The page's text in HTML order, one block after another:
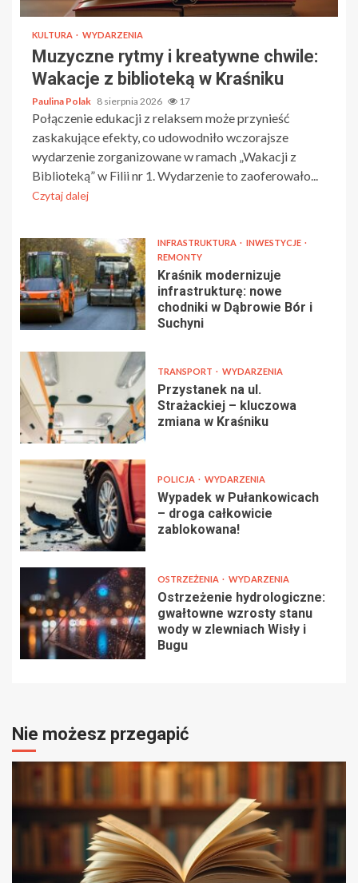
KULTURA WYDARZENIA
Muzyczne rytmy i kreatywne chwile:
Wakacje z biblioteką w Kraśniku
Paulina Polak 8 sierpnia 2026 17
Połączenie edukacji z relaksem może przynieść
zaskakujące efekty, co udowodniło wczorajsze
wydarzenie zorganizowane w ramach „Wakacji z
Biblioteką” w Filii nr 1. Wydarzenie to zaoferowało...
Czytaj dalej
INFRASTRUKTURA
INWESTYCJE
REMONTY
Kraśnik modernizuje
infrastrukturę: nowe
chodniki w Dąbrowie Bór i
Suchyni
TRANSPORT WYDARZENIA
Przystanek na ul.
Strażackiej – kluczowa
zmiana w Kraśniku
POLICJA WYDARZENIA
Wypadek w Pułankowicach
– droga całkowicie
zablokowana!
OSTRZEŻENIA WYDARZENIA
Ostrzeżenie hydrologiczne:
gwałtowne wzrosty stanu
wody w zlewniach Wisły i
Bugu
Nie możesz przegapić